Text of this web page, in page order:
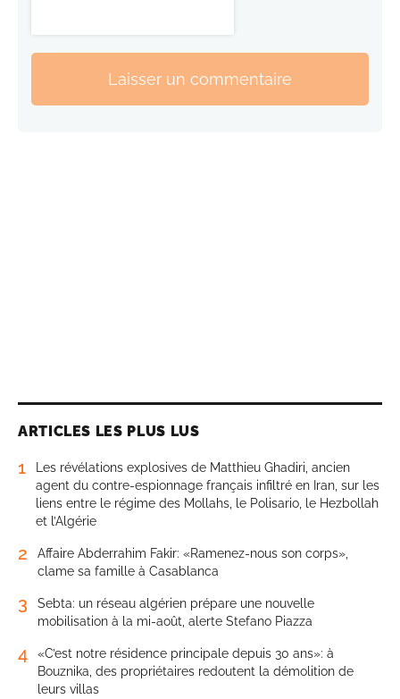
Laisser un commentaire
ARTICLES LES PLUS LUS
1
Les révélations explosives de Matthieu Ghadiri, ancien
agent du contre-espionnage français infiltré en Iran, sur les
liens entre le régime des Mollahs, le Polisario, le Hezbollah
et l’Algérie
2
Affaire Abderrahim Fakir: «Ramenez-nous son corps»,
clame sa famille à Casablanca
3
Sebta: un réseau algérien prépare une nouvelle
mobilisation à la mi-août, alerte Stefano Piazza
4
«C’est notre résidence principale depuis 30 ans»: à
Bouznika, des propriétaires redoutent la démolition de
leurs villas